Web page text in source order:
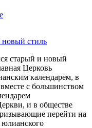
стиль
старый и новый
Церковь
календарем, в
с большинством
и в обществе
перейти на